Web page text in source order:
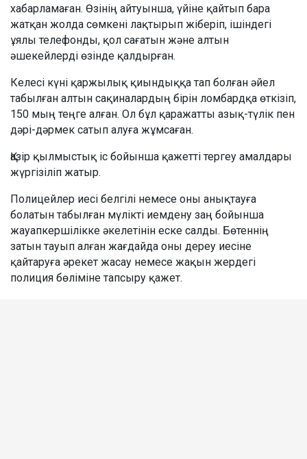
хабарламаған. Өзінің айтуынша, үйіне қайтып бара
жатқан жолда сөмкені лақтырып жіберіп, ішіндегі
ұялы телефонды, қол сағатын және алтын
әшекейлерді өзінде қалдырған.
Келесі күні қаржылық қиындыққа тап болған әйел
табылған алтын сақиналардың бірін ломбардқа өткізіп,
150 мың теңге алған. Ол бұл қаражатты азық-түлік пен
дәрі-дәрмек сатып алуға жұмсаған.
Қазір қылмыстық іс бойынша қажетті тергеу амалдары
жүргізіліп жатыр.
Полицейлер иесі белгілі немесе оны анықтауға
болатын табылған мүлікті иемдену заң бойынша
жауапкершілікке әкелетінін еске салды. Бөтеннің
затын тауып алған жағдайда оны дереу иесіне
қайтаруға әрекет жасау немесе жақын жердегі
полиция бөліміне тапсыру қажет.